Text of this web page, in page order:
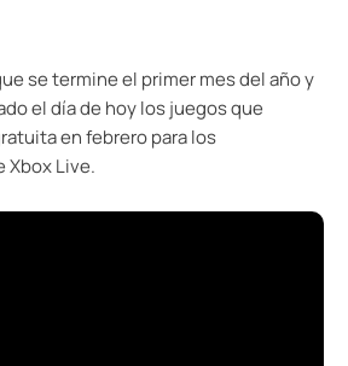
se termine el primer mes del año y
el día de hoy los juegos que
en febrero para los
Xbox Live.